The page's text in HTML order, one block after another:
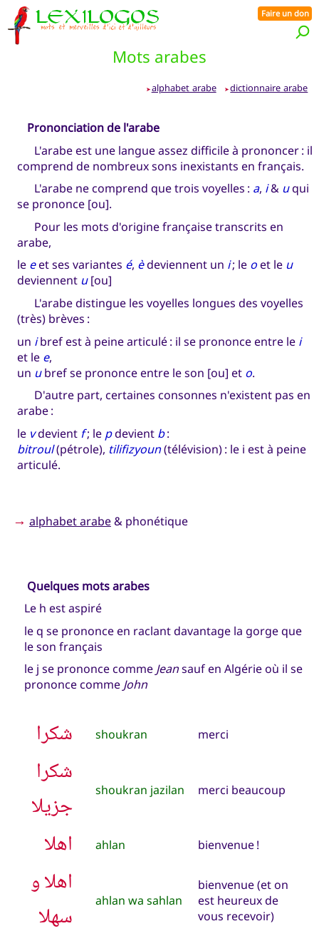
Mots arabes
Faire un don
➤ alphabet arabe ➤dictionnaire arabe
Prononciation de l'arabe
L'arabe est une langue assez difficile à prononcer : il
comprend de nombreux sons inexistants en français.
L'arabe ne comprend que trois voyelles : a, i& uqui
se prononce [ou].
Pour les mots d'origine française transcrits en
arabe,
le eet ses variantes é, èdeviennent un i; le oet le u
deviennent u[ou]
L'arabe distingue les voyelles longues des voyelles
(très) brèves :
un ibref est à peine articulé : il se prononce entre le i
et le e,
un ubref se prononce entre le son [ou] et o.
D'autre part, certaines consonnes n'existent pas en
arabe :
le vdevient f; le pdevient b:
bitroul(pétrole), tilifizyoun(télévision) : le i est à peine
articulé.
→ alphabet arabe& phonétique
Quelques mots arabes
Le h est aspiré
le q se prononce en raclant davantage la gorge que
le son français
le j se prononce comme Jeansauf en Algérie où il se
prononce comme John
شكرا shoukran merci
شكرا
جزيلا
shoukran jazilan merci beaucoup
اهلا ahlan bienvenue !
اهلا و
سهلا
ahlan wa sahlan
bienvenue (et on
est heureux de
vous recevoir)